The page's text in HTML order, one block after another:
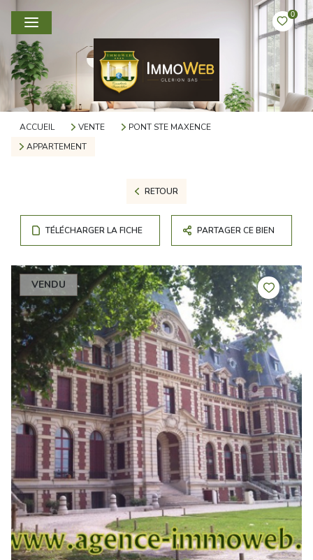
0
ACCUEIL VENTE
PONT STE MAXENCE
APPARTEMENT
RETOUR
TÉLÉCHARGER LA FICHE PARTAGER CE BIEN
VENDU